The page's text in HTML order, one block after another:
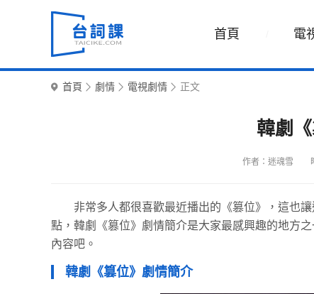
首頁 電
首頁 劇情 電視劇情 正文
韓劇
作者：迷魂雪
非常多人都很喜歡最近播出的《篡位》，這也
點，韓劇《篡位》劇情簡介是大家最感興趣的地方
內容吧。
韓劇《篡位》劇情簡介